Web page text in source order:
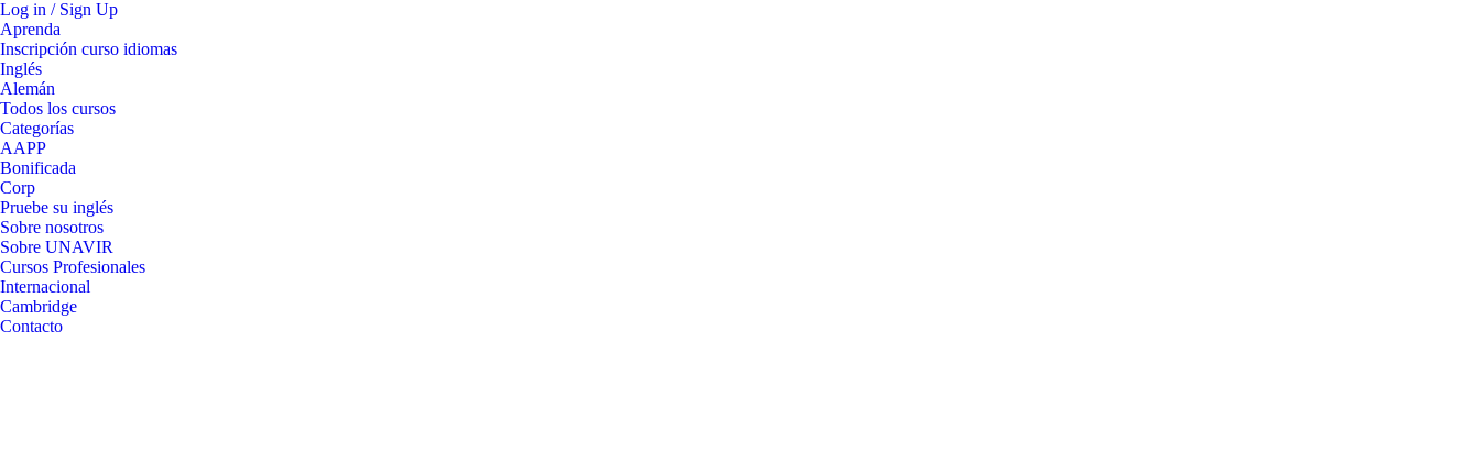
Log in / Sign Up
Aprenda
Inscripción curso idiomas
Inglés
Alemán
Todos los cursos
Categorías
AAPP
Bonificada
Corp
Pruebe su inglés
Sobre nosotros
Sobre UNAVIR
Cursos Profesionales
Internacional
Cambridge
Contacto